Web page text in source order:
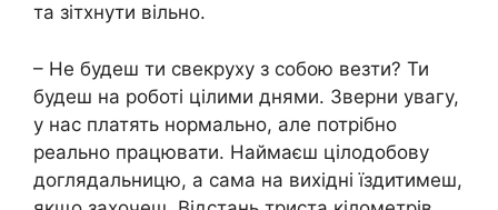
та зітхнути вільно.
– Не будеш ти свекруху з собою везти? Ти
будеш на роботі цілими днями. Зверни увагу,
у нас платять нормально, але потрібно
реально працювати. Наймаєш цілодобову
доглядальницю, а сама на вихідні їздитимеш,